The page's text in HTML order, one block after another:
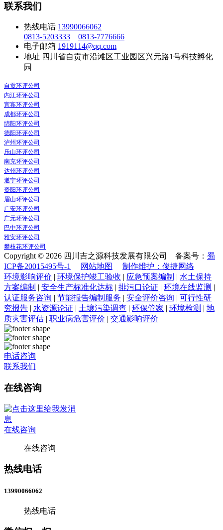
联系我们
热线电话 13990066062
0813-5203333
0813-7776666
电子邮箱 1919114@qq.com
地址 四川省自贡市沿滩区工业园区兴元路1号科技孵化
园
自贡环评公司
内江环评公司
宜宾环评公司
成都环评公司
绵阳环评公司
德阳环评公司
泸州环评公司
乐山环评公司
南充环评公司
达州环评公司
遂宁环评公司
资阳环评公司
眉山环评公司
广安环评公司
广元环评公司
巴中环评公司
雅安环评公司
攀枝花环评公司
Copyright © 2026 四川吉之源科技发展有限公司 备案号： 蜀
ICP备20015495号-1
网站地图
制作维护：俊捷网络
环境影响评价 | 环境保护竣工验收 | 应急预案编制 | 水土保持
方案编制 | 安全生产标准化达标 | 排污口论证 | 环境在线监测 |
认证服务咨询 | 节能报告编制服务 | 安全评价咨询 | 可行性研
究报告 | 水资源论证 | 土壤污染调查 | 环保管家 | 环境检测 | 地
质灾害评估 | 职业病危害评价 | 交通影响评价
电话咨询
联系我们
在线咨询
在线咨询
在线咨询
热线电话
13990066062
热线电话